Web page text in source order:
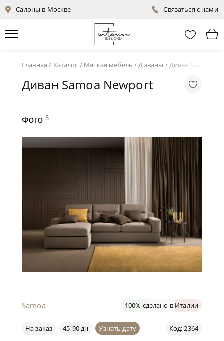
Салоны в Москве Связаться с нами
Главная / Каталог / Мягкая мебель /Диваны /Диван Samoa
Диван Samoa Newport
Фото 5
Samoa 100% сделано в Италии
Код: 2364
На заказ 45-90 дн Узнать дату